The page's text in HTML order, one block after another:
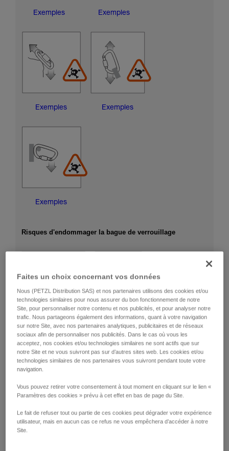
Exemples Exemples
Exemples Exemples
Exemples
Risques d'endommager la bague de verrouillage
Exemples Exemples
terrain
Faites un choix concernant vos données
Nous (PETZL Distribution SAS) et nos partenaires utilisons des cookies et/ou
technologies similaires pour nous assurer du bon fonctionnement de notre
Site, pour personnaliser notre contenu et nos publicités, et pour analyser notre
trafic. Nous partageons également des informations, quant à votre navigation
sur notre Site, avec nos partenaires analytiques, publicitaires et de réseaux
sociaux afin de personnaliser nos publicités. Dans le cas où vous les
acceptez, nos cookies et/ou technologies similaires ne sont actifs que sur
notre Site et ne vous suivront pas sur d’autres sites web. Les cookies et/ou
technologies similaires de nos partenaires vous suivront pendant toute votre
navigation.
Vous pouvez retirer votre consentement à tout moment en cliquant sur le lien «
Paramètres des cookies » prévu à cet effet en bas de page du Site.
Le fait de refuser tout ou partie de ces cookies peut dégrader votre expérience
utilisateur, mais en aucun cas ce refus ne vous empêchera d’accéder à notre
Site.